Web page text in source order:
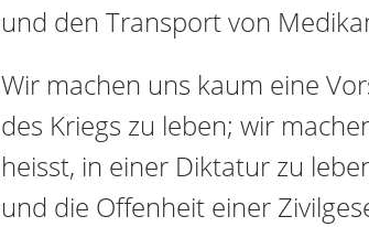
und den Transport von
Wir machen uns kaum eine
des Kriegs zu leben; wir
heisst, in einer Diktatur zu
und die Offenheit einer